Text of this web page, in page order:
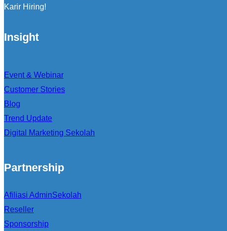
Karir Hiring!
Insight
Event & Webinar
Customer Stories
Blog
Trend Update
Digital Marketing Sekolah
Partnership
Afiliasi AdminSekolah
Reseller
Sponsorship